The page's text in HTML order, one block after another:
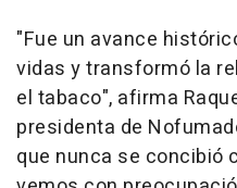
"Fue un avance
vidas y transformó la
el tabaco", afirma
presidenta de
que nunca se concibió